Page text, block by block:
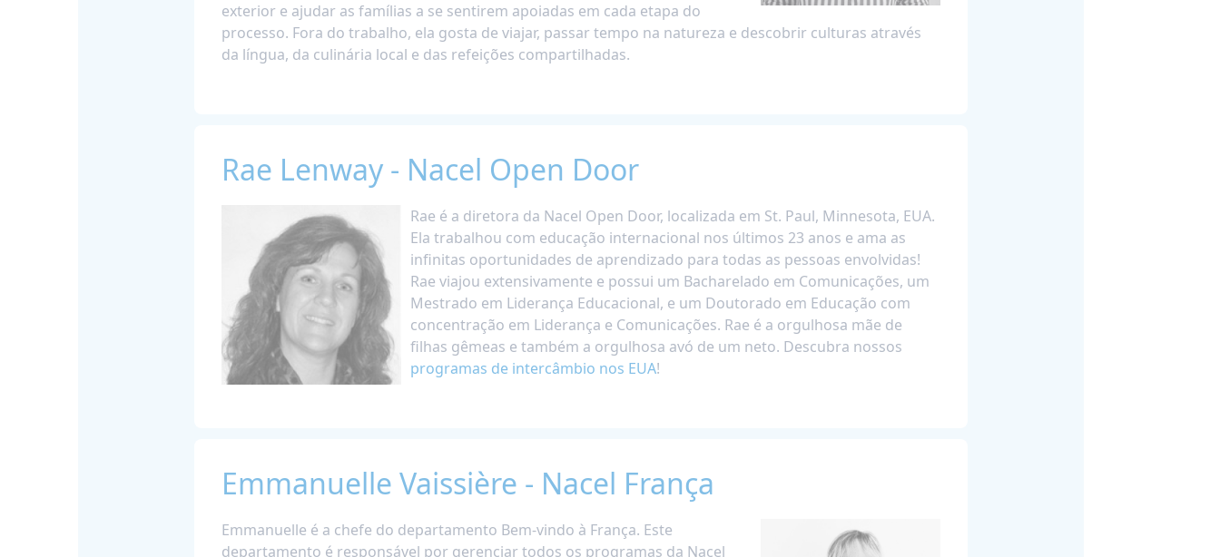
exterior e ajudar as famílias a se sentirem apoiadas em cada etapa do
processo. Fora do trabalho, ela gosta de viajar, passar tempo na natureza e descobrir culturas através
da língua, da culinária local e das refeições compartilhadas.
Rae Lenway - Nacel Open Door
Rae é a diretora da Nacel Open Door, localizada em St. Paul, Minnesota, EUA.
Ela trabalhou com educação internacional nos últimos 23 anos e ama as
infinitas oportunidades de aprendizado para todas as pessoas envolvidas!
Rae viajou extensivamente e possui um Bacharelado em Comunicações, um
Mestrado em Liderança Educacional, e um Doutorado em Educação com
concentração em Liderança e Comunicações. Rae é a orgulhosa mãe de
filhas gêmeas e também a orgulhosa avó de um neto. Descubra nossos
programas de intercâmbio nos EUA!
Emmanuelle Vaissière - Nacel França
Emmanuelle é a chefe do departamento Bem-vindo à França. Este
departamento é responsável por gerenciar todos os programas da Nacel